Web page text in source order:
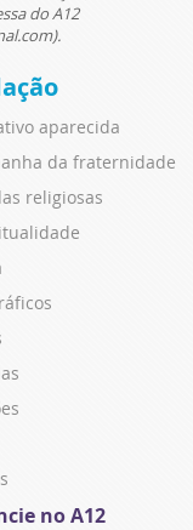
do A12
aparecida
da fraternidade
religiosas
no A12